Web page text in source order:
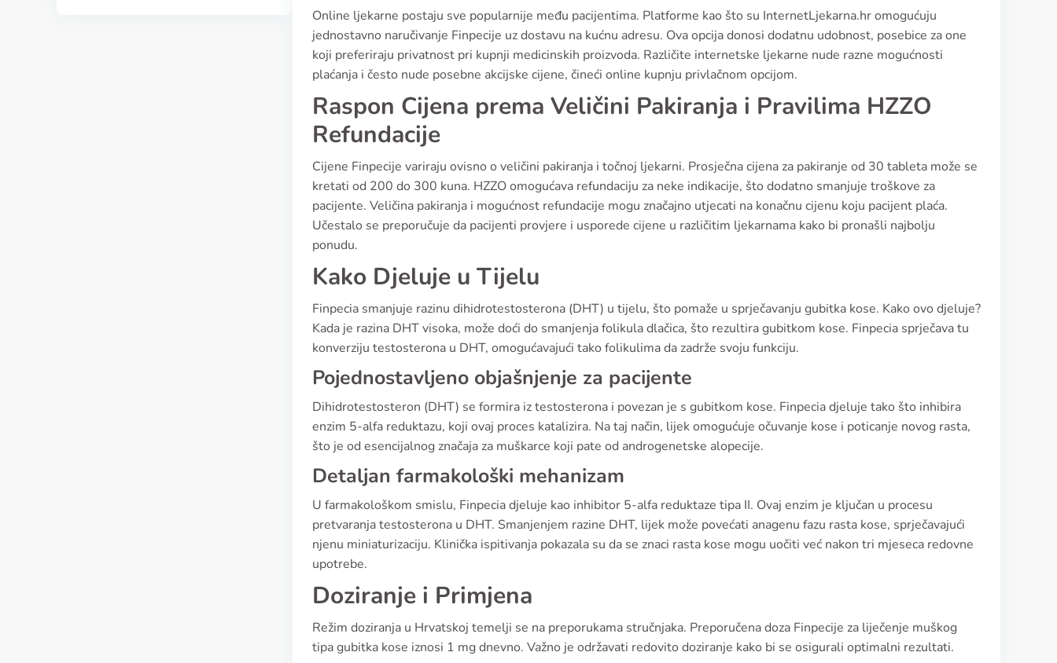
Online ljekarne postaju sve popularnije među pacijentima. Platforme kao što su InternetLjekarna.hr omogućuju
jednostavno naručivanje Finpecije uz dostavu na kućnu adresu. Ova opcija donosi dodatnu udobnost, posebice za one
koji preferiraju privatnost pri kupnji medicinskih proizvoda. Različite internetske ljekarne nude razne mogućnosti
plaćanja i često nude posebne akcijske cijene, čineći online kupnju privlačnom opcijom.
Raspon Cijena prema Veličini Pakiranja i Pravilima HZZO
Refundacije
Cijene Finpecije variraju ovisno o veličini pakiranja i točnoj ljekarni. Prosječna cijena za pakiranje od 30 tableta može se
kretati od 200 do 300 kuna. HZZO omogućava refundaciju za neke indikacije, što dodatno smanjuje troškove za
pacijente. Veličina pakiranja i mogućnost refundacije mogu značajno utjecati na konačnu cijenu koju pacijent plaća.
Učestalo se preporučuje da pacijenti provjere i usporede cijene u različitim ljekarnama kako bi pronašli najbolju
ponudu.
Kako Djeluje u Tijelu
Finpecia smanjuje razinu dihidrotestosterona (DHT) u tijelu, što pomaže u sprječavanju gubitka kose. Kako ovo djeluje?
Kada je razina DHT visoka, može doći do smanjenja folikula dlačica, što rezultira gubitkom kose. Finpecia sprječava tu
konverziju testosterona u DHT, omogućavajući tako folikulima da zadrže svoju funkciju.
Pojednostavljeno objašnjenje za pacijente
Dihidrotestosteron (DHT) se formira iz testosterona i povezan je s gubitkom kose. Finpecia djeluje tako što inhibira
enzim 5-alfa reduktazu, koji ovaj proces katalizira. Na taj način, lijek omogućuje očuvanje kose i poticanje novog rasta,
što je od esencijalnog značaja za muškarce koji pate od androgenetske alopecije.
Detaljan farmakološki mehanizam
U farmakološkom smislu, Finpecia djeluje kao inhibitor 5-alfa reduktaze tipa II. Ovaj enzim je ključan u procesu
pretvaranja testosterona u DHT. Smanjenjem razine DHT, lijek može povećati anagenu fazu rasta kose, sprječavajući
njenu miniaturizaciju. Klinička ispitivanja pokazala su da se znaci rasta kose mogu uočiti već nakon tri mjeseca redovne
upotrebe.
Doziranje i Primjena
Režim doziranja u Hrvatskoj temelji se na preporukama stručnjaka. Preporučena doza Finpecije za liječenje muškog
tipa gubitka kose iznosi 1 mg dnevno. Važno je održavati redovito doziranje kako bi se osigurali optimalni rezultati.